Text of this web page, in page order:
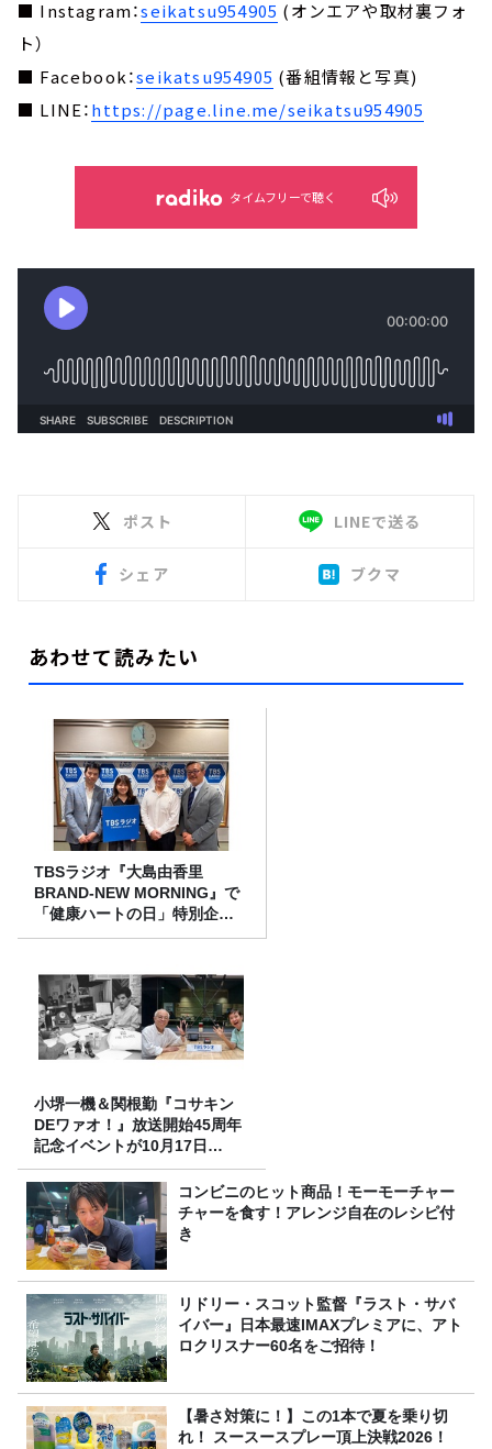
■ Instagram：seikatsu954905 (オンエアや取材裏フォ
ト）
■ Facebook：seikatsu954905 (番組情報と写真)
■ LINE：https://page.line.me/seikatsu954905
タイムフリーで聴く
ポスト LINEで送る
シェア ブクマ
あわせて読みたい
TBSラジオ『大島由香里
BRAND-NEW MORNING』で
「健康ハートの日」特別企画
を8/10（月）に放送
小堺一機＆関根勤『コサキン
DEワァオ！』放送開始45周年
記念イベントが10月17日
（土）に開催決定！本日より
FC先行受付スタート！コンビニのヒット商品！モーモーチャー
チャーを食す！アレンジ自在のレシピ付
き
リドリー・スコット監督『ラスト・サバ
イバー』日本最速IMAXプレミアに、アト
ロクリスナー60名をご招待！
【暑さ対策に！】この1本で夏を乗り切
れ！ スースースプレー頂上決戦2026！